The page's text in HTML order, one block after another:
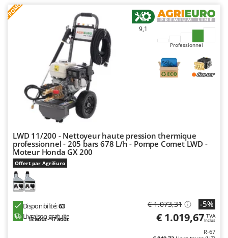
N
New O.M.R.A.
Novatec
Novital
NuAir
NuovaFac
O
Officine Savioli
Oliviero
Olix
OMA
Ompagrill
PROMO
9,1
Professionnel
LWD 11/200 - Nettoyeur haute pression thermique
professionnel - 205 bars 678 L/h - Pompe Comet LWD -
Moteur Honda GX 200
Offert par AgriEuro
Disponibilité:63
Livraison gratuite
13 août - 17 août
€ 1.073,31 -5%
€ 1.019,67 TVA
Inclus
R-67